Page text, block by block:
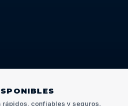
rápidos, confiables y seguros.